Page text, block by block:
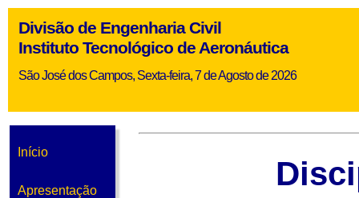
Divisão de Engenharia Civil
Instituto Tecnológico de Aeronáutica
São José dos Campos, Sexta-feira, 7 de Agosto de 2026
Início
Apresentação